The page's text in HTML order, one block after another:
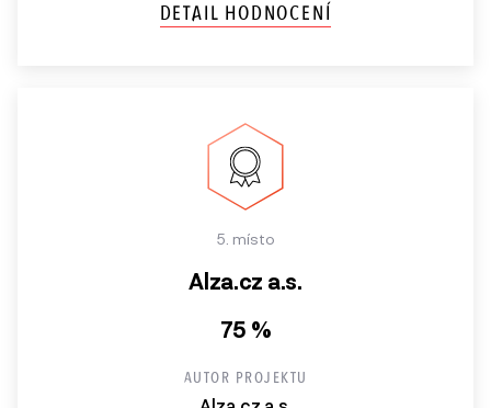
DETAIL HODNOCENÍ
5. místo
Alza.cz a.s.
75 %
AUTOR PROJEKTU